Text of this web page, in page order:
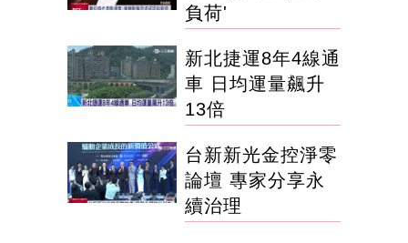
負荷'
新北捷運8年4線通
車 日均運量飆升
13倍
台新新光金控淨零
論壇 專家分享永
續治理